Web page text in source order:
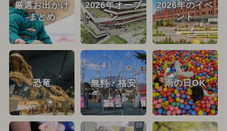
厳選お出かけ
まとめ
2026年オープ
ン
2026年のイベ
ント
恐竜 無料・格安 雨の日OK